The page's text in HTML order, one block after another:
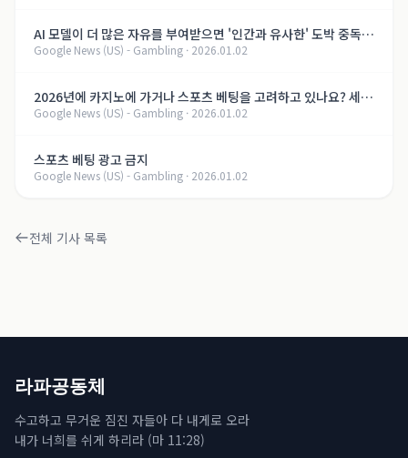
AI 모델이 더 많은 자유를 부여받으면 '인간과 유사한' 도박 중독을
개발할 수 있다는 연구 결과
Google News (US) - Gambling · 2026.01.02
2026년에 카지노에 가거나 스포츠 베팅을 고려하고 있나요? 세금
이 증가할 수 있습니다.
Google News (US) - Gambling · 2026.01.02
스포츠 베팅 광고 금지
Google News (US) - Gambling · 2026.01.02
전체 기사 목록
라파공동체
수고하고 무거운 짐진 자들아 다 내게로 오라
내가 너희를 쉬게 하리라 (마 11:28)